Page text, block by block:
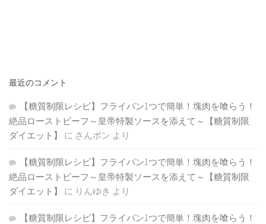
最近のコメント
【糖質制限レシピ】フライパン1つで簡単！塊肉を喰らう！
絶品ローストビーフ～皇帝特製ソースを添えて～【糖質制限
ダイエット】
に さんポン より
【糖質制限レシピ】フライパン1つで簡単！塊肉を喰らう！
絶品ローストビーフ～皇帝特製ソースを添えて～【糖質制限
ダイエット】
に りんゆき より
【糖質制限レシピ】フライパン1つで簡単！塊肉を喰らう！